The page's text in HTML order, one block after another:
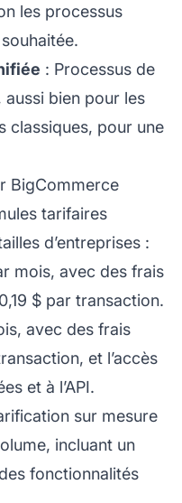
les processus
: Processus de
bien pour les
classiques, pour une
BigCommerce
tarifaires
d’entreprises :
mois, avec des frais
$ par transaction.
avec des frais
et l’accès
et à l’API.
sur mesure
incluant un
fonctionnalités